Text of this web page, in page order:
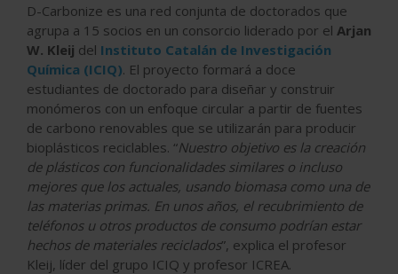
D-Carbonize es una red conjunta de doctorados que
agrupa a 15 socios en un consorcio liderado por el Arjan
W. Kleij del Instituto Catalán de Investigación
Química (ICIQ). El proyecto formará a doce
estudiantes de doctorado para diseñar y construir
monómeros con un enfoque circular a partir de fuentes
de carbono renovables que se utilizarán para producir
bioplásticos reciclables. “Nuestro objetivo es la creación
de plásticos con funcionalidades similares o incluso
mejores que los actuales, usando biomasa como una de
las materias primas. En unos años, el recubrimiento de
teléfonos u otros productos de consumo podrían estar
hechos de materiales reciclados”, explica el profesor
Kleij, líder del grupo ICIQ y profesor ICREA.